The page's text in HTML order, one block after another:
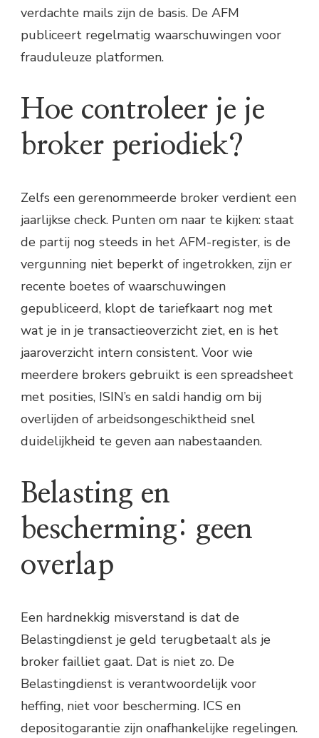
verdachte mails zijn de basis. De AFM
publiceert regelmatig waarschuwingen voor
frauduleuze platformen.
Hoe controleer je je
broker periodiek?
Zelfs een gerenommeerde broker verdient een
jaarlijkse check. Punten om naar te kijken: staat
de partij nog steeds in het AFM-register, is de
vergunning niet beperkt of ingetrokken, zijn er
recente boetes of waarschuwingen
gepubliceerd, klopt de tariefkaart nog met
wat je in je transactieoverzicht ziet, en is het
jaaroverzicht intern consistent. Voor wie
meerdere brokers gebruikt is een spreadsheet
met posities, ISIN’s en saldi handig om bij
overlijden of arbeidsongeschiktheid snel
duidelijkheid te geven aan nabestaanden.
Belasting en
bescherming: geen
overlap
Een hardnekkig misverstand is dat de
Belastingdienst je geld terugbetaalt als je
broker failliet gaat. Dat is niet zo. De
Belastingdienst is verantwoordelijk voor
heffing, niet voor bescherming. ICS en
depositogarantie zijn onafhankelijke regelingen.